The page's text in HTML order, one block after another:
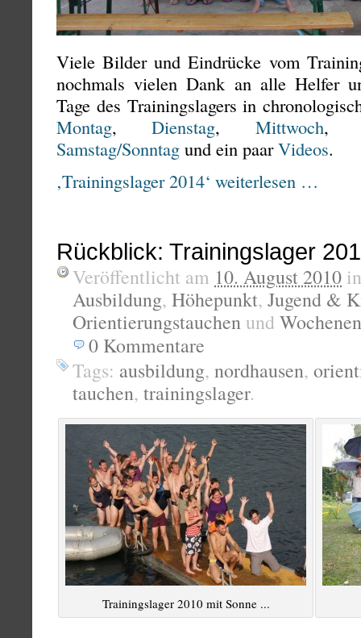
Viele Bilder und Eindrücke vom
nochmals vielen Dank an alle Helfer
Tage des Trainingslagers in
Montag,Dienstag, Mittwoch
Samstag/Sonntag und ein paarVideos.
‚Trainingslager 2014‘ weiterlesen …
Rückblick: Trainingslager
Veröffentlicht am 10. August 2010
Ausbildung, Höhepunkt, Jugend &
Orientierungstauchen und
0 Kommentare
Tags: ausbildung, nordhausen,
tauchen, trainingslager.
Trainingslager 2010 mit Sonne ...